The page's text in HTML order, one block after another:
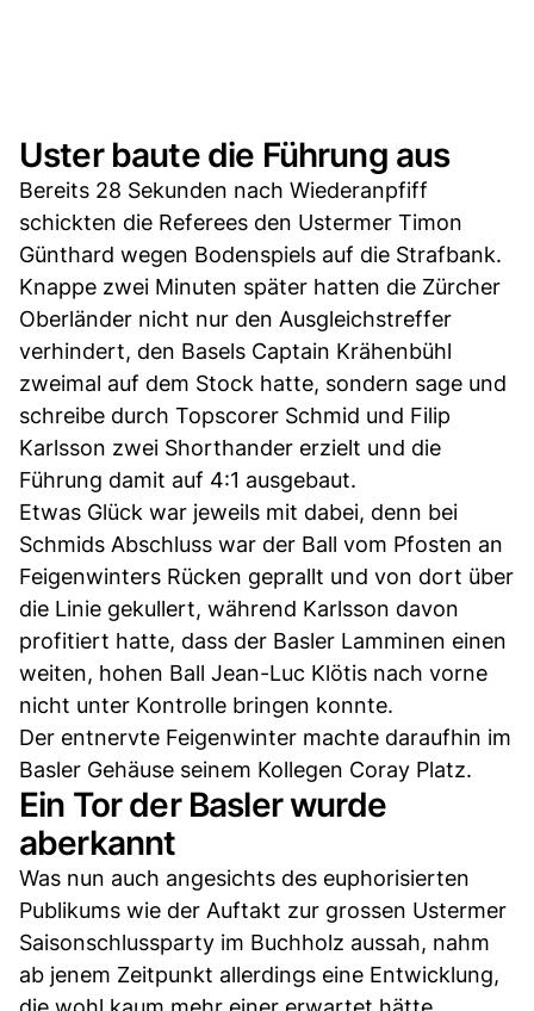
Uster baute die Führung aus
Bereits 28 Sekunden nach Wiederanpfiff
schickten die Referees den Ustermer Timon
Günthard wegen Bodenspiels auf die Strafbank.
Knappe zwei Minuten später hatten die Zürcher
Oberländer nicht nur den Ausgleichstreffer
verhindert, den Basels Captain Krähenbühl
zweimal auf dem Stock hatte, sondern sage und
schreibe durch Topscorer Schmid und Filip
Karlsson zwei Shorthander erzielt und die
Führung damit auf 4:1 ausgebaut.
Etwas Glück war jeweils mit dabei, denn bei
Schmids Abschluss war der Ball vom Pfosten an
Feigenwinters Rücken geprallt und von dort über
die Linie gekullert, während Karlsson davon
profitiert hatte, dass der Basler Lamminen einen
weiten, hohen Ball Jean-Luc Klötis nach vorne
nicht unter Kontrolle bringen konnte.
Der entnervte Feigenwinter machte daraufhin im
Basler Gehäuse seinem Kollegen Coray Platz.
Ein Tor der Basler wurde
aberkannt
Was nun auch angesichts des euphorisierten
Publikums wie der Auftakt zur grossen Ustermer
Saisonschlussparty im Buchholz aussah, nahm
ab jenem Zeitpunkt allerdings eine Entwicklung,